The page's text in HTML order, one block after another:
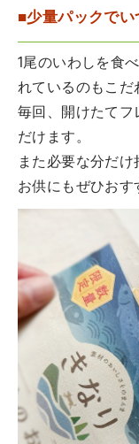
■少量パックで
1尾のいわしを食
れているのもこだ
毎回、開けたてフ
だけます。
また必要な分だ
お供にもぜひおす